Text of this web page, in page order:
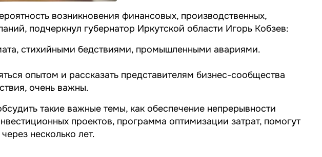
возникновения финансовых, производственных,
подчеркнул губернатор Иркутской области Игорь Кобзев:
стихийными бедствиями, промышленными авариями.
опытом и рассказать представителям бизнес-сообщества
очень важны.
такие важные темы, как обеспечение непрерывности
проектов, программа оптимизации затрат, помогут
несколько лет.